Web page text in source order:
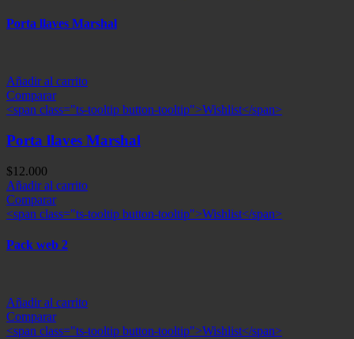
Porta llaves Marshal
Añadir al carrito
Comparar
<span class="ts-tooltip button-tooltip">Wishlist</span>
Porta llaves Marshal
$12.000
Añadir al carrito
Comparar
<span class="ts-tooltip button-tooltip">Wishlist</span>
Pack web 2
Añadir al carrito
Comparar
<span class="ts-tooltip button-tooltip">Wishlist</span>